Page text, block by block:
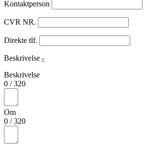
Kontaktperson
CVR NR.
Direkte tlf.
Beskrivelse -
Beskrivelse
0 /320
Om
0 /320